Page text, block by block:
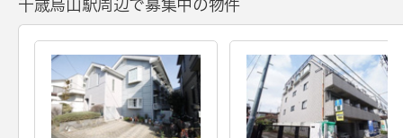
千歳烏山駅周辺で募集中の物件